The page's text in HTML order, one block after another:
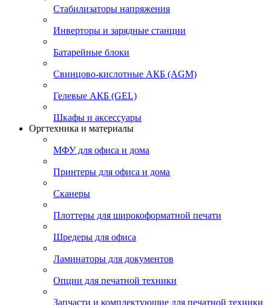
Стабилизаторы напряжения
Инверторы и зарядные станции
Батарейные блоки
Свинцово-кислотные АКБ (AGM)
Гелевые АКБ (GEL)
Шкафы и аксессуары
Оргтехника и материалы
МФУ для офиса и дома
Принтеры для офиса и дома
Сканеры
Плоттеры для широкоформатной печати
Шредеры для офиса
Ламинаторы для документов
Опции для печатной техники
Запчасти и комплектующие для печатной техники